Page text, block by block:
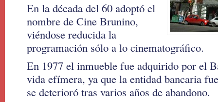
En la década del 60 adoptó el
nombre de Cine Brunino,
viéndose reducida la
programación sólo a lo cinematográfico.
En 1977 el inmueble fue adquirido por el
vida efímera, ya que la entidad bancaria
se deterioró tras varios años de abandono.